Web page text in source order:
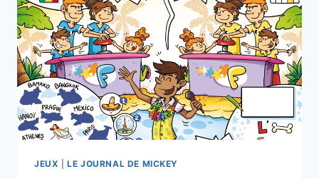
JEUX |LE JOURNAL DE MICKEY